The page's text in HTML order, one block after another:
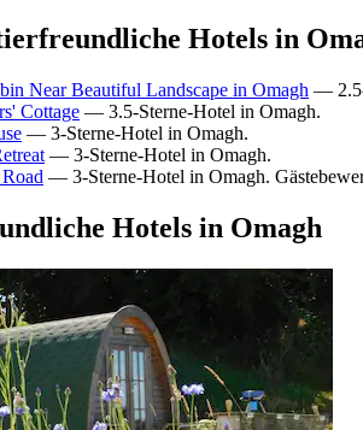
Hotels in
Near Beautiful Landscape in Omagh —
Cottage — 3.5-Sterne-Hotel in Omagh.
— 3-Sterne-Hotel in Omagh.
— 3-Sterne-Hotel in Omagh.
— 3-Sterne-Hotel in Omagh.
Hotels in Omagh